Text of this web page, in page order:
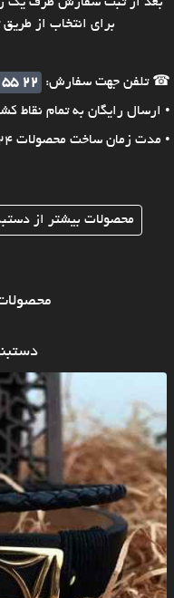
برای انتخاب از
☎ تلفن جهت سفارش:
22
• ارسال رایگان به تمام نقاط
• مدت زمان ساخت محصولات 24 الی 72 ساعت می‌باشد.
محصولات بیشتر از